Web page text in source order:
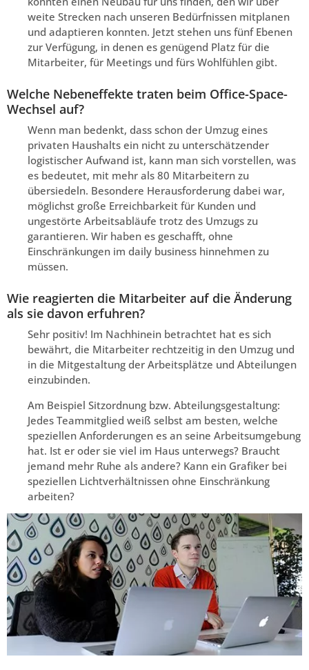
weite Strecken nach unseren Bedürfnissen mitplanen
und adaptieren konnten. Jetzt stehen uns fünf Ebenen
zur Verfügung, in denen es genügend Platz für die
Mitarbeiter, für Meetings und fürs Wohlfühlen gibt.
Welche Nebeneffekte traten beim Office-Space-
Wechsel auf?
Wenn man bedenkt, dass schon der Umzug eines
privaten Haushalts ein nicht zu unterschätzender
logistischer Aufwand ist, kann man sich vorstellen, was
es bedeutet, mit mehr als 80 Mitarbeitern zu
übersiedeln. Besondere Herausforderung dabei war,
möglichst große Erreichbarkeit für Kunden und
ungestörte Arbeitsabläufe trotz des Umzugs zu
garantieren. Wir haben es geschafft, ohne
Einschränkungen im daily business hinnehmen zu
müssen.
Wie reagierten die Mitarbeiter auf die Änderung
als sie davon erfuhren?
Sehr positiv! Im Nachhinein betrachtet hat es sich
bewährt, die Mitarbeiter rechtzeitig in den Umzug und
in die Mitgestaltung der Arbeitsplätze und Abteilungen
einzubinden.
Am Beispiel Sitzordnung bzw. Abteilungsgestaltung:
Jedes Teammitglied weiß selbst am besten, welche
speziellen Anforderungen es an seine Arbeitsumgebung
hat. Ist er oder sie viel im Haus unterwegs? Braucht
jemand mehr Ruhe als andere? Kann ein Grafiker bei
speziellen Lichtverhältnissen ohne Einschränkung
arbeiten?